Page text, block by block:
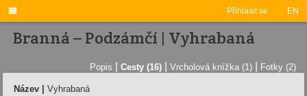
Přihlásit se EN

Branná – Podzámčí­ | Vyhrabaná
Popis Cesty (16) Vrcholová knížka (1) Fotky (2)
Název |
Vyhrabaná